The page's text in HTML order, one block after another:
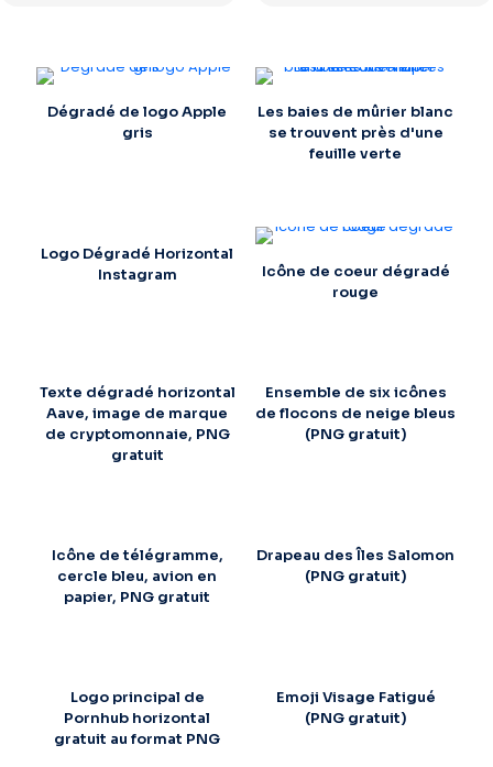
Dégradé de logo Apple
gris
Les baies de mûrier blanc
se trouvent près d'une
feuille verte
Logo Dégradé Horizontal
Instagram
Icône de coeur dégradé
rouge
Texte dégradé horizontal
Aave, image de marque
de cryptomonnaie, PNG
gratuit
Ensemble de six icônes
de flocons de neige bleus
(PNG gratuit)
Icône de télégramme,
cercle bleu, avion en
papier, PNG gratuit
Drapeau des Îles Salomon
(PNG gratuit)
Logo principal de
Pornhub horizontal
gratuit au format PNG
Emoji Visage Fatigué
(PNG gratuit)